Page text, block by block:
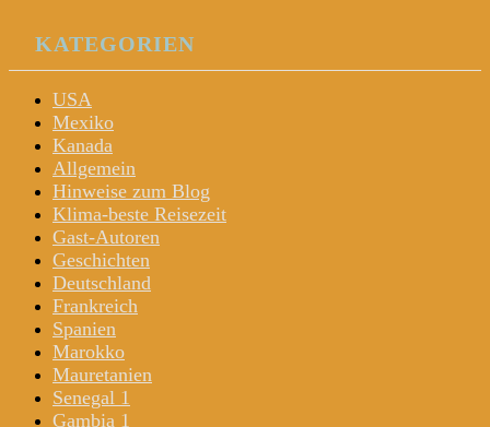
KATEGORIEN
USA
Mexiko
Kanada
Allgemein
Hinweise zum Blog
Klima-beste Reisezeit
Gast-Autoren
Geschichten
Deutschland
Frankreich
Spanien
Marokko
Mauretanien
Senegal 1
Gambia 1